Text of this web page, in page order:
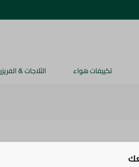
تكييفات هواء الثلاجات & الفريزر
بلوري من كوكس - 200 جم